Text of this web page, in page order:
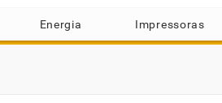
Energia Impressoras